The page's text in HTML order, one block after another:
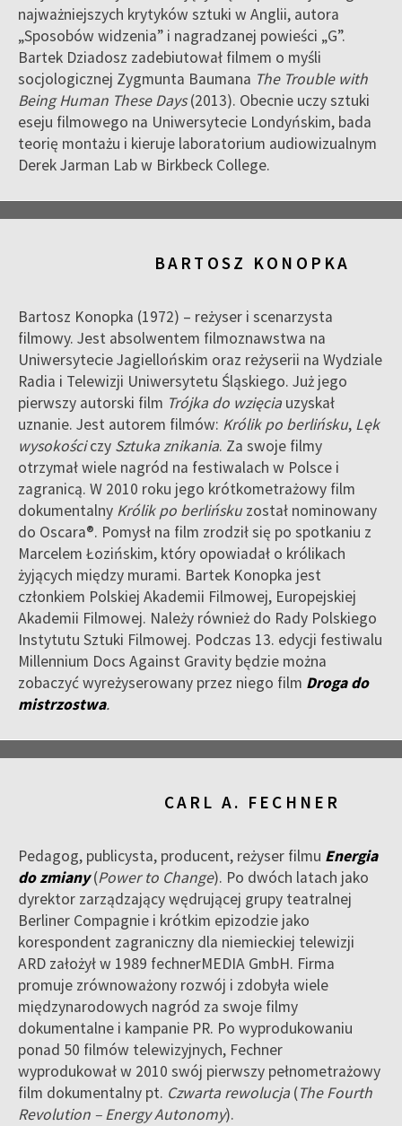
najważniejszych krytyków sztuki w Anglii, autora
„Sposobów widzenia” i nagradzanej powieści „G”.
Bartek Dziadosz zadebiutował filmem o myśli
socjologicznej Zygmunta Baumana The Trouble with
Being Human These Days(2013). Obecnie uczy sztuki
eseju filmowego na Uniwersytecie Londyńskim, bada
teorię montażu i kieruje laboratorium audiowizualnym
Derek Jarman Lab w Birkbeck College.
BARTOSZ KONOPKA
Bartosz Konopka (1972) – reżyser i scenarzysta
filmowy. Jest absolwentem filmoznawstwa na
Uniwersytecie Jagiellońskim oraz reżyserii na Wydziale
Radia i Telewizji Uniwersytetu Śląskiego. Już jego
pierwszy autorski film Trójka do wzięcia uzyskał
uznanie. Jest autorem filmów: Królik po berlińsku, Lęk
wysokościczy Sztuka znikania. Za swoje filmy
otrzymał wiele nagród na festiwalach w Polsce i
zagranicą. W 2010 roku jego krótkometrażowy film
dokumentalny Królik po berlińsku został nominowany
do Oscara®. Pomysł na film zrodził się po spotkaniu z
Marcelem Łozińskim, który opowiadał o królikach
żyjących między murami. Bartek Konopka jest
członkiem Polskiej Akademii Filmowej, Europejskiej
Akademii Filmowej. Należy również do Rady Polskiego
Instytutu Sztuki Filmowej. Podczas 13. edycji festiwalu
Millennium Docs Against Gravity będzie można
zobaczyć wyreżyserowany przez niego film Droga do
mistrzostwa.
CARL A. FECHNER
Pedagog, publicysta, producent, reżyser filmu Energia
do zmiany (Power to Change). Po dwóch latach jako
dyrektor zarządzający wędrującej grupy teatralnej
Berliner Compagnie i krótkim epizodzie jako
korespondent zagraniczny dla niemieckiej telewizji
ARD założył w 1989 fechnerMEDIA GmbH. Firma
promuje zrównowa­żony rozwój i zdobyła wiele
międzynarodowych nagród za swoje filmy
dokumentalne i kampanie PR. Po wyprodukowaniu
ponad 50 filmów tele­wizyjnych, Fechner
wyprodukował w 2010 swój pierwszy pełnometrażowy
film dokumentalny pt. Czwarta rewolucja (The Fourth
Revolution – Energy Autonomy).